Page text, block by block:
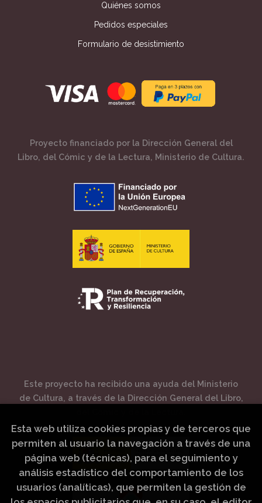
Quiénes somos
Pedidos especiales
Formulario de desistimiento
Proyecto financiado por la Dirección General del
Libro, del Cómic y de la Lectura, Ministerio de Cultura.
Este proyecto ha recibido una ayuda del Ministerio
de Cultura, a través de la Dirección General del Libro,
Esta web utiliza cookies propias y de terceros que
permiten al usuario la navegación a través de una
página web (técnicas), para el seguimiento y
análisis estadístico del comportamiento de los
usuarios (analíticas), que permiten la gestión de